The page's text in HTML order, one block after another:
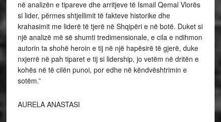
në analizën e tipareve dhe arritjeve të Ismail Qemal Vlorës
si lider, përmes shtjellimit të fakteve historike dhe
krahasimit me liderë të tjerë në Shqipëri e në botë. Duket si
një analizë më së shumti tredimensionale, e cila e ndihmon
autorin ta shohë heroin e tij në një hapësirë të gjerë, duke
nxjerrë në pah tiparet e tij si lidership, jo vetëm në dritën e
kohës në të cilën punoi, por edhe në këndvështrimin e
sotëm.”
AURELA ANASTASI